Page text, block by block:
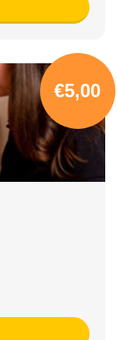
€5,00